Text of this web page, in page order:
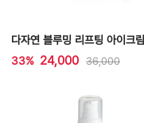
다자연 블루밍 리프팅 아이크림
33% 24,000 36,000